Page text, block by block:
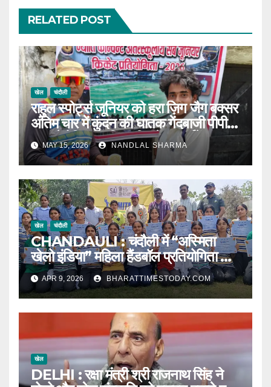
RELATED POST
खेल चंदौली
राहुल स्पोर्ट्स जूनियर को हरा ज़िग जैग बक्सर
अंतिम चार में कुंदन की घातक गेंदबाजी पीपी
गुप्ता मेमोरियल जूनियर क्रिकेट टूर्नामेंट नॉक
आउट ।
MAY 15, 2026 NANDLAL SHARMA
खेल चंदौली
CHANDAULI : चंदौली में “अस्मिता
खेलो इंडिया” महिला हैंडबॉल प्रतियोगिता का
आयोजन l
APR 9, 2026 BHARATTIMESTODAY.COM
खेल
DELHI : रक्षा मंत्री श्री राजनाथ सिंह ने